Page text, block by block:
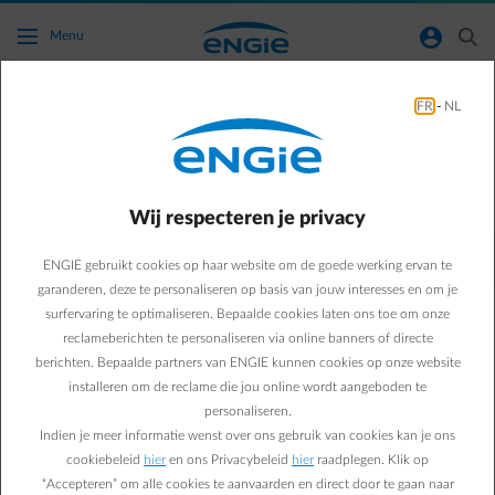
Ga naar de hoofdinhoud
Menu normal-account-circle search
Op welke factuur (of facturen) zal ik het
federaal basispakket voor elektriciteit en/of
Engie zal het bedrag van het federaal basispakket zoveel als
mogelijk verrekenen met de eerste elektriciteits- en/of gasfactuur
die we opmaken vanaf 21 november 2022* (en uiterlijk tegen 31
december 2022).
Dit kan zowel over een tussentijdse factuur of een (slot)afrekening
Indien je in de periode tussen 21 november en 31 december 2022
geen factuur krijgt (vb. je ontvangt 3-maandelijkse voorschotten of
je hebt geen contract meer na 30 september 2022 en je ontving al
FR - NL
Wij respecteren je privacy
ENGIE gebruikt cookies op haar website om de goede werking ervan te
garanderen, deze te personaliseren op basis van jouw interesses en om je
surfervaring te optimaliseren. Bepaalde cookies laten ons toe om onze
reclameberichten te personaliseren via online banners of directe
berichten. Bepaalde partners van ENGIE kunnen cookies op onze website
installeren om de reclame die jou online wordt aangeboden te
personaliseren.
Indien je meer informatie wenst over ons gebruik van cookies kan je ons
cookiebeleid hier en ons Privacybeleid hier raadplegen. Klik op
“Accepteren” om alle cookies te aanvaarden en direct door te gaan naar